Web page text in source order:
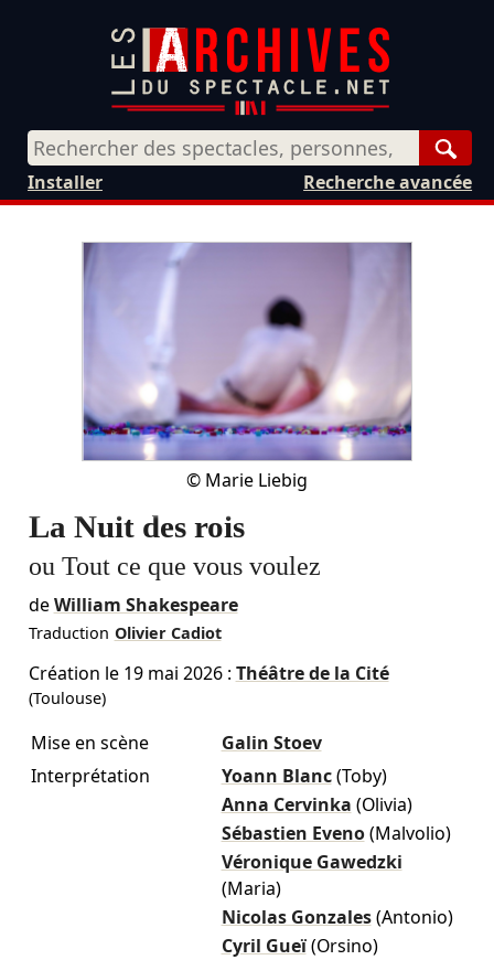
Recherche avancée
Installer
© Marie Liebig
La Nuit des rois
ou Tout ce que vous voulez
deWilliam Shakespeare
Traduction Olivier Cadiot
Création le 19 mai 2026: Théâtre de la Cité
(Toulouse)
Mise en scène
Galin Stoev
Interprétation
Yoann Blanc (Toby)
Anna Cervinka (Olivia)
Sébastien Eveno (Malvolio)
Véronique Gawedzki
(Maria)
Nicolas Gonzales (Antonio)
Cyril Gueï (Orsino)